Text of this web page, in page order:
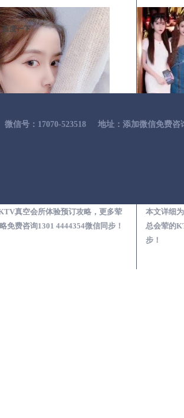
真空会所体验预订攻略，更多荤
免费咨询1301 4444354微信同步！
本文详细
总会荤的
步！
百度一下
微信号：17070-523518 地址：添加微信免费